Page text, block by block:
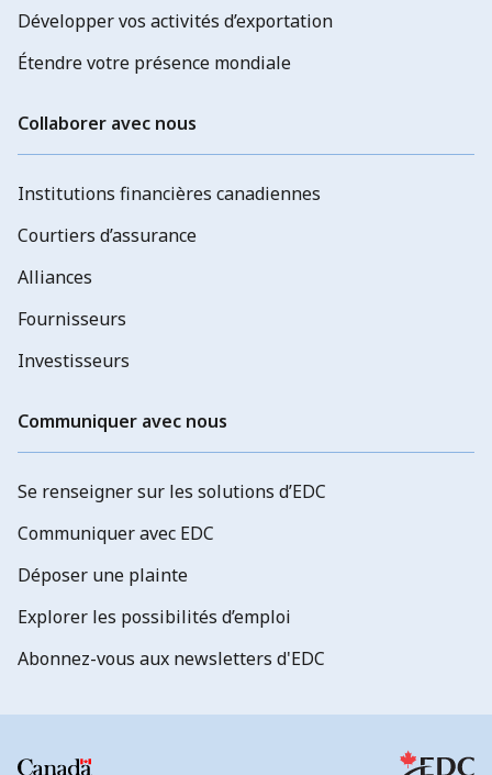
Développer vos activités d’exportation
Étendre votre présence mondiale
Collaborer avec nous
Institutions financières canadiennes
Courtiers d’assurance
Alliances
Fournisseurs
Investisseurs
Communiquer avec nous
Se renseigner sur les solutions d’EDC
Communiquer avec EDC
Déposer une plainte
Explorer les possibilités d’emploi
Abonnez-vous aux newsletters d'EDC